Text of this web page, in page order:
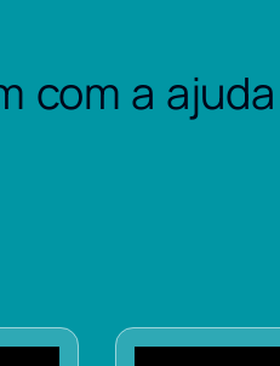
com a ajuda